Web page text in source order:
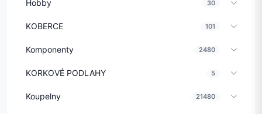
Hobby 30
KOBERCE 101
Komponenty 2480
KORKOVÉ PODLAHY 5
Koupelny 21480